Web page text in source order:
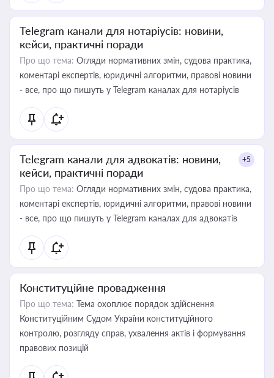
Telegram канали для нотаріусів: новини,
кейси, практичні поради
Про що тема: Огляди нормативних змін, судова практика,
коментарі експертів, юридичні алгоритми, правові новини
- все, про що пишуть у Telegram каналах для нотаріусів
Telegram канали для адвокатів: новини,
кейси, практичні поради
+5
Про що тема: Огляди нормативних змін, судова практика,
коментарі експертів, юридичні алгоритми, правові новини
- все, про що пишуть у Telegram каналах для адвокатів
Конституційне провадження
Про що тема: Тема охоплює порядок здійснення
Конституційним Судом України конституційного
контролю, розгляду справ, ухвалення актів і формування
правових позицій